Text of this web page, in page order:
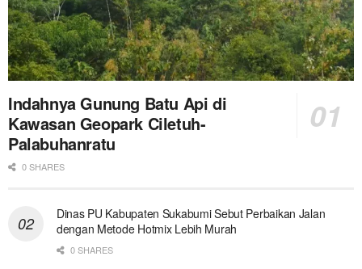
Indahnya Gunung Batu Api di
Kawasan Geopark Ciletuh-
Palabuhanratu
0 SHARES
Dinas PU Kabupaten Sukabumi Sebut Perbaikan Jalan
dengan Metode Hotmix Lebih Murah
0 SHARES